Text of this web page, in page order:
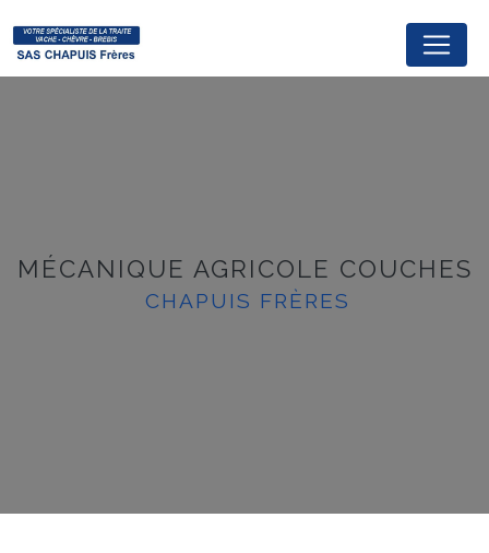
MÉCANIQUE AGRICOLE COUCHES
CHAPUIS FRÈRES